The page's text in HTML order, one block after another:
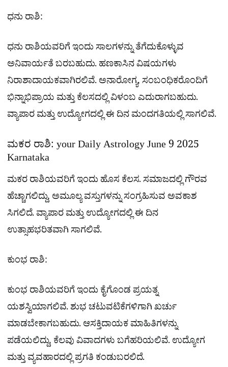
ಧನು ರಾಶಿ:
ಧನು ರಾಶಿಯವರಿಗೆ ಇಂದು ಸಾಲಗಳನ್ನು ತೆಗೆದುಕೊಳ್ಳುವ
ಅನಿವಾರ್ಯತೆ ಬರಬಹುದು. ಹಣಕಾಸಿನ ವಿಷಯಗಳು
ನಿರಾಶಾದಾಯಕವಾಗಿರಲಿವೆ. ಅನಾರೋಗ್ಯ, ಸಂಬಂಧಿಕರೊಂದಿಗೆ
ಭಿನ್ನಾಭಿಪ್ರಾಯ ಮತ್ತು ಕೆಲಸದಲ್ಲಿ ವಿಳಂಬ ಎದುರಾಗಬಹುದು.
ವ್ಯಾಪಾರ ಮತ್ತು ಉದ್ಯೋಗದಲ್ಲಿ ಈ ದಿನ ಮಂದಗತಿಯಲ್ಲಿ ಸಾಗಲಿವೆ.
ಮಕರ ರಾಶಿ: your Daily Astrology June 9 2025
Karnataka
ಮಕರ ರಾಶಿಯವರಿಗೆ ಇಂದು ಹೊಸ ಕೆಲಸ. ಸಮಾಜದಲ್ಲಿ ಗೌರವ
ಹೆಚ್ಚಾಗಲಿದ್ದು, ಅಮೂಲ್ಯ ವಸ್ತುಗಳನ್ನು ಸಂಗ್ರಹಿಸುವ ಅವಕಾಶ
ಸಿಗಲಿದೆ. ವ್ಯಾಪಾರ ಮತ್ತು ಉದ್ಯೋಗದಲ್ಲಿ ಈ ದಿನ
ಉತ್ಸಾಹಭರಿತವಾಗಿ ಸಾಗಲಿವೆ.
ಕುಂಭ ರಾಶಿ:
ಕುಂಭ ರಾಶಿಯವರಿಗೆ ಇಂದು ಕೈಗೊಂಡ ಪ್ರಯತ್ನ
ಯಶಸ್ವಿಯಾಗಲಿವೆ. ಶುಭ ಚಟುವಟಿಕೆಗಳಿಗಾಗಿ ಖರ್ಚು
ಮಾಡಬೇಕಾಗಬಹುದು. ಆಸಕ್ತಿದಾಯಕ ಮಾಹಿತಿಗಳನ್ನು
ಪಡೆಯಲಿದ್ದು, ಕೆಲವು ವಿವಾದಗಳು ಬಗೆಹರಿಯಲಿವೆ. ಉದ್ಯೋಗ
ಮತ್ತು ವ್ಯವಹಾರದಲ್ಲಿ ಪ್ರಗತಿ ಕಂಡುಬರಲಿದೆ.